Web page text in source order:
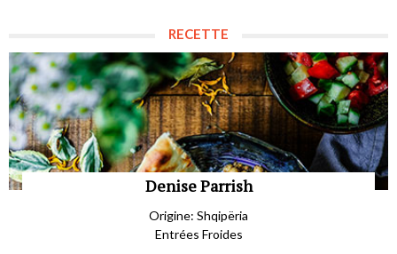
RECETTE
Denise Parrish
Origine: Shqipëria
Entrées Froides